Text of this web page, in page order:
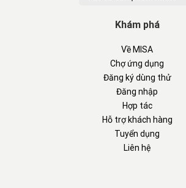
Khám phá
Về MISA
Chợ ứng dụng
Đăng ký dùng thử
Đăng nhập
Hợp tác
Hỗ trợ khách hàng
Tuyển dụng
Liên hệ